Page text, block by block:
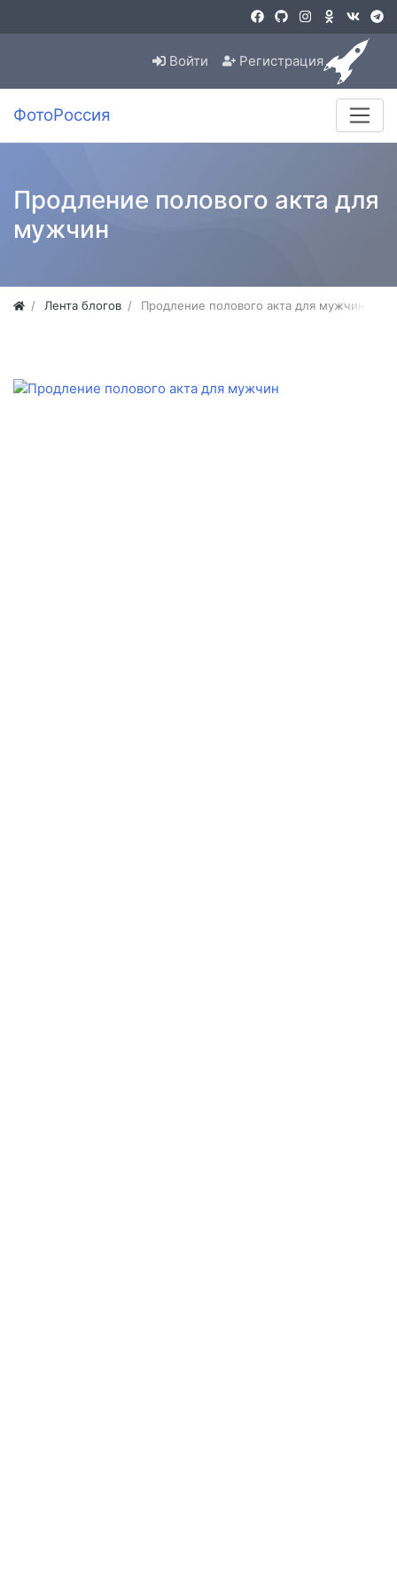
Войти Регистрация
ФотоРоссия
Продление полового акта для
мужчин
Лента блогов Продление полового акта для мужчин